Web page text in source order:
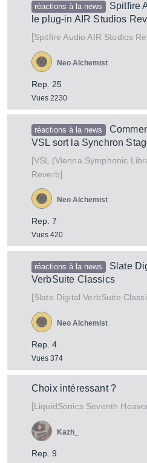
réactions à la news
Spitfire
le plug-in AIR Studios
[Spitfire Audio AIR Studios
Rep. 25
Vues 2230
Neo Alchemist
réactions à la news
VSL sort la Synchron
[VSL (Vienna Symphonic
Reverb]
Rep. 7
Vues 420
Neo Alchemist
réactions à la news
Slate
VerbSuite Classics
[Slate Digital VerbSuite
Rep. 4
Vues 374
Neo Alchemist
Choix intéressant ?
[LiquidSonicsSeventh
Rep. 9
Kazh_